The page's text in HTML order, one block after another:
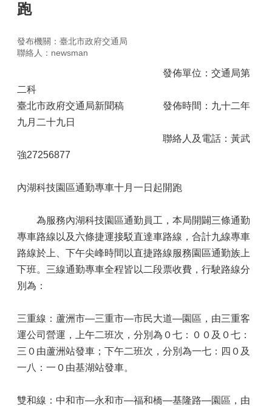
跑
發布機關：臺北市政府交通局
聯絡人：newsman
發佈單位：交通局第
二科
臺北市政府交通局新聞稿 發佈時間：九十二年
九月二十九日
聯絡人及電話：黃武
強27256877
內湖科技園區通勤專車十月一日起開跑
為服務內湖科技園區通勤員工，本局開闢三條通勤
專車路線以及六條捷運接駁直達車路線，合計九線專車
路線於上、下午尖峰時間以直捷路線服務園區通勤族上
下班。三線通勤專車全程皆以二段票收費，行駛路線分
別為：
三重線：蘆洲市—三重市—市民大道—園區，由三重客
運公司營運，上午二班次，分別為０七：００及０七：
三０由蘆洲站發車；下午二班次，分別為一七：四０及
一八：一０由基湖站發車。
雙和線：中和市—永和市—福和橋—基隆路—園區，由